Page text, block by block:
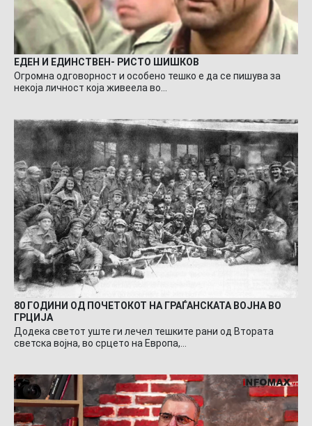
ЕДЕН И ЕДИНСТВЕН- РИСТО ШИШКОВ
Огромна одговорност и особено тешко е да се пишува за
некоја личност која живеела во…
80 ГОДИНИ ОД ПОЧЕТОКОТ НА ГРАЃАНСКАТА ВОЈНА ВО
ГРЦИЈА
Додека светот уште ги лечел тешките рани од Втората
светска војна, во срцето на Европа,…